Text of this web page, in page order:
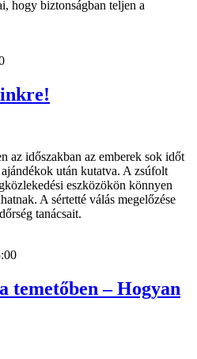
hogy biztonságban teljen a
az időszakban az emberek sok időt
után kutatva. A zsúfolt
eszközökön könnyen
A sértetté válás megelőzése
tanácsait.
temetőben – Hogyan